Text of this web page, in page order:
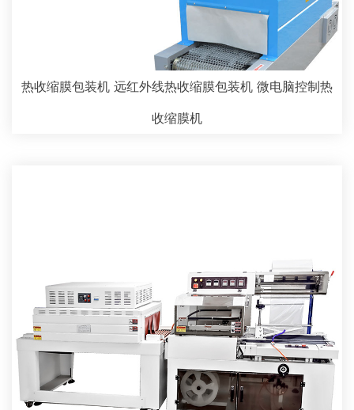
热收缩膜包装机 远红外线热收缩膜包装机 微电脑控制热
收缩膜机